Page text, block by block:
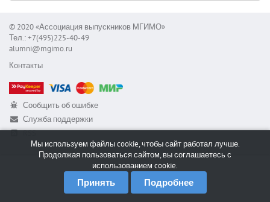
© 2020 «Ассоциация выпускников МГИМО»
Тел.: +7(495)225-40-49
alumni@mgimo.ru
Контакты
Сообщить об ошибке
Служба поддержки
RSS
Мы используем файлы cookie, чтобы сайт работал лучше.
Продолжая пользоваться сайтом, вы соглашаетесь с
использованием cookie.
Принять Подробнее